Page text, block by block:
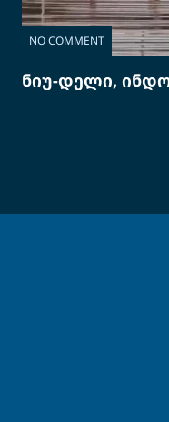
NO COMMENT
ნიუ-დელი,